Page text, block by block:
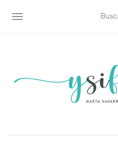
ALTERNAR NAVEGACIÓN